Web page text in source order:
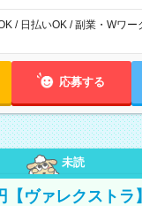
/ 日払いOK / 副業・Wワ
応募する
未読
【ヴァレクストラ